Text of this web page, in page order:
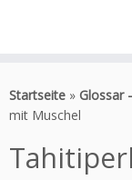
Inhalt
springen
Startseite » Glossar
mit Muschel